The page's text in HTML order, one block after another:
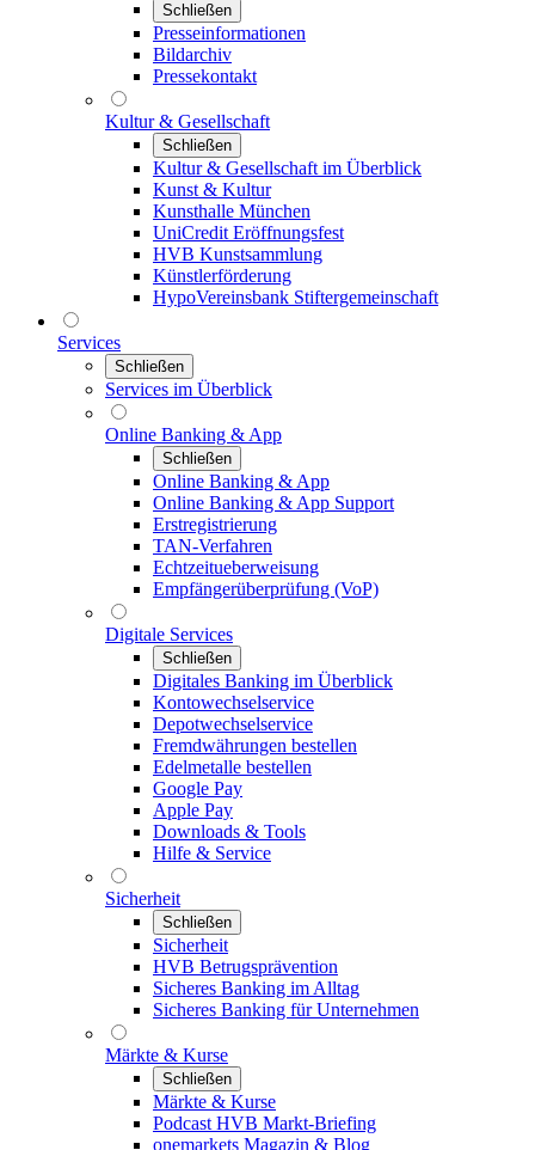
Schließen
Presseinformationen
Bildarchiv
Pressekontakt
Kultur & Gesellschaft
Schließen
Kultur & Gesellschaft im Überblick
Kunst & Kultur
Kunsthalle München
UniCredit Eröffnungsfest
HVB Kunstsammlung
Künstlerförderung
HypoVereinsbank Stiftergemeinschaft
Services
Schließen
Services im Überblick
Online Banking & App
Schließen
Online Banking & App
Online Banking & App Support
Erstregistrierung
TAN-Verfahren
Echtzeitueberweisung
Empfängerüberprüfung (VoP)
Digitale Services
Schließen
Digitales Banking im Überblick
Kontowechselservice
Depotwechselservice
Fremdwährungen bestellen
Edelmetalle bestellen
Google Pay
Apple Pay
Downloads & Tools
Hilfe & Service
Sicherheit
Schließen
Sicherheit
HVB Betrugsprävention
Sicheres Banking im Alltag
Sicheres Banking für Unternehmen
Märkte & Kurse
Schließen
Märkte & Kurse
Podcast HVB Markt-Briefing
onemarkets Magazin & Blog